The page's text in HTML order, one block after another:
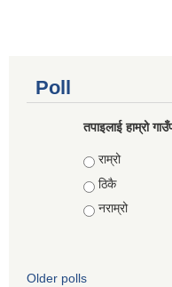
Poll
तपाइलाई हाम्रो
Choices
राम्रो
ठिकै
नराम्रो
Older polls